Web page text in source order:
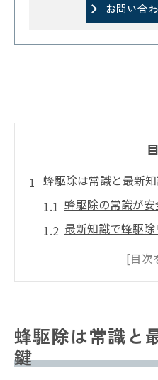
お問い合
蜂駆除は常識と最新
蜂駆除の常識が
最新知識で蜂駆
間違いやすい蜂駆除
蜂駆除で起こり
蜂駆除は常識と
鍵